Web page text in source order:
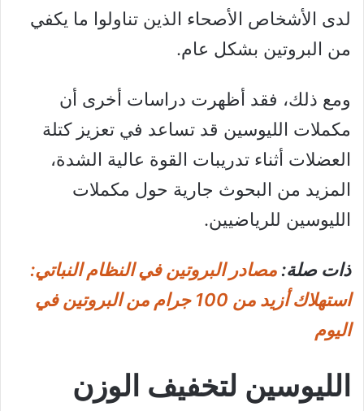
لدى الأشخاص الأصحاء الذين تناولوا ما يكفي
من البروتين بشكل عام.
ومع ذلك، فقد أظهرت دراسات أخرى أن
مكملات الليوسين قد تساعد في تعزيز كتلة
العضلات أثناء تدريبات القوة عالية الشدة،
المزيد من البحوث جارية حول مكملات
الليوسين للرياضيين.
ذات صلة:مصادر البروتين في النظام النباتي:
استهلاك أزيد من 100 جرام من البروتين في
اليوم
الليوسين لتخفيف الوزن